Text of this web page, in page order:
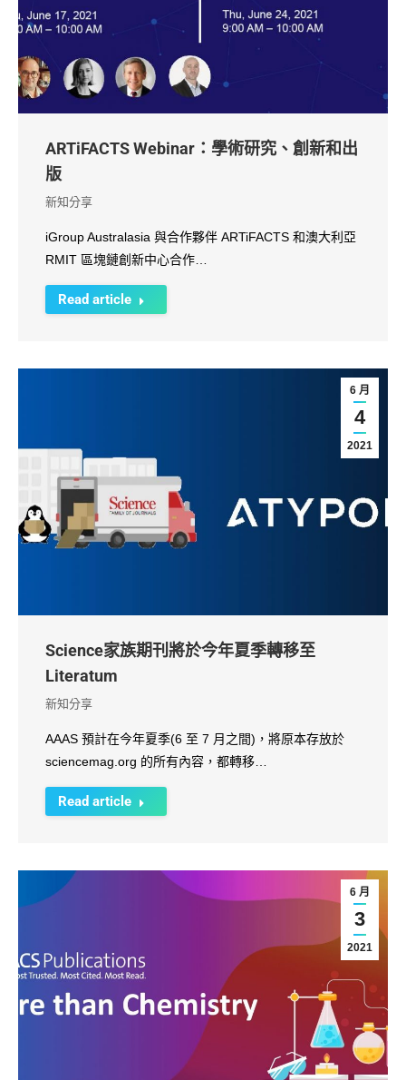
ARTiFACTS Webinar：學術研究、創新和出
版
新知分享
iGroup Australasia 與合作夥伴 ARTiFACTS 和澳大利亞
RMIT 區塊鏈創新中心合作…
Read article
6 月
4
2021
Science家族期刊將於今年夏季轉移至
Literatum
新知分享
AAAS 預計在今年夏季(6 至 7 月之間)，將原本存放於
sciencemag.org 的所有內容，都轉移…
Read article
6 月
3
2021